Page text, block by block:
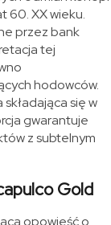
60. XX wieku.
przez bank
tej
hodowców.
się w
gwarantuje
z subtelnym
Gold
opowieść o